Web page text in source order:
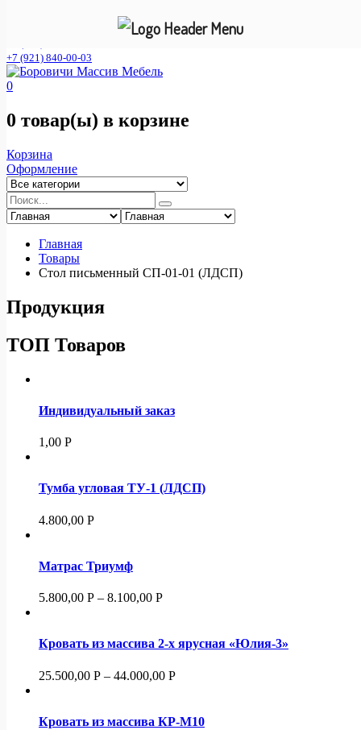
Фирменный интернет- магазин мебельной фабрики "Смена
+7 (921) 840-00-03
0
0 товар(ы) в корзине
Корзина
Оформление
Главная
Товары
Стол письменный СП-01-01 (ЛДСП)
Продукция
ТОП Товаров
Индивидуальный заказ
1,00 Р
Тумба угловая ТУ-1 (ЛДСП)
4.800,00 Р
Матрас Триумф
5.800,00 Р – 8.100,00 Р
Кровать из массива 2-х ярусная «Юлия-3»
25.500,00 Р – 44.000,00 Р
Кровать из массива КР-М10